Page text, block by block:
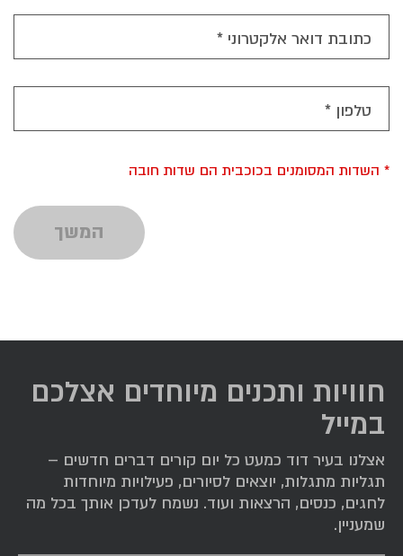
כתובת דואר אלקטרוני *
טלפון *
* השדות המסומנים בכוכבית הם שדות חובה
המשך
חוויות ותכנים מיוחדים אצלכם
במייל
אצלנו בעיר דוד כמעט כל יום קורים דברים חדשים –
תגליות מתגלות, יוצאים לסיורים, פעילויות מיוחדות
לחגים, כנסים, הרצאות ועוד. נשמח לעדכן אותך בכל מה
שמעניין.